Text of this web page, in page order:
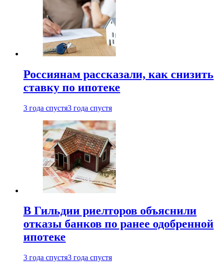
Россиянам рассказали, как снизить
ставку по ипотеке
3 года спустя3 года спустя
В Гильдии риелторов объяснили
отказы банков по ранее одобренной
ипотеке
3 года спустя3 года спустя